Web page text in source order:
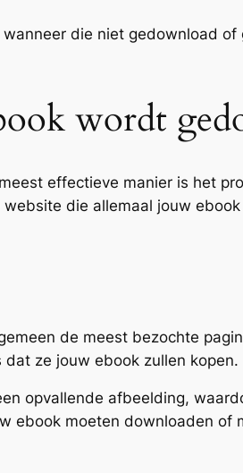
die niet gedownload
wordt
effectieve manier is het
die allemaal jouw
de meest bezochte
ze jouw ebook zullen kopen.
opvallende afbeelding,
ebook moeten downloaden of